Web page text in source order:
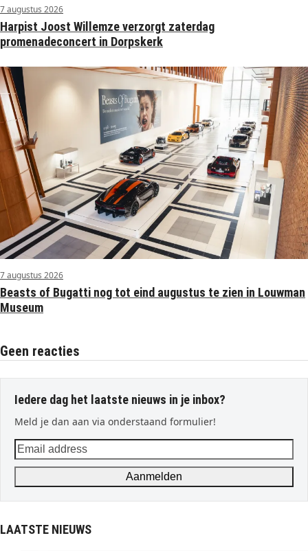
7 augustus 2026
Harpist Joost Willemze verzorgt zaterdag
promenadeconcert in Dorpskerk
7 augustus 2026
Beasts of Bugatti nog tot eind augustus te zien in Louwman
Museum
Geen reacties
Iedere dag het laatste nieuws in je inbox?
Meld je dan aan via onderstaand formulier!
Email
address
Aanmelden
LAATSTE NIEUWS